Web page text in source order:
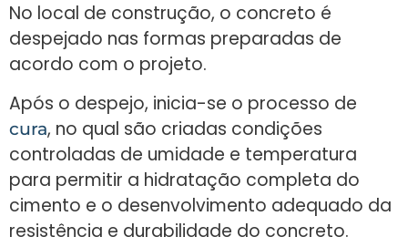
No local de construção, o concreto é
despejado nas formas preparadas de
acordo com o projeto.
Após o despejo, inicia-se o processo de
cura, no qual são criadas condições
controladas de umidade e temperatura
para permitir a hidratação completa do
cimento e o desenvolvimento adequado da
resistência e durabilidade do concreto.